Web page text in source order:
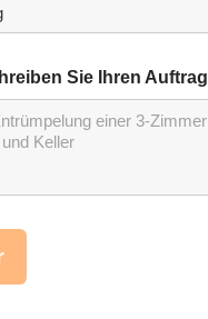
Sie Ihren Auftrag